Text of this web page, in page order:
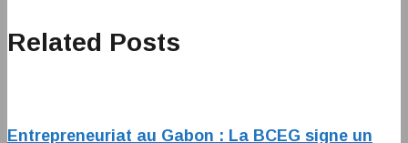
Related Posts
Entrepreneuriat au Gabon : La BCEG signe un